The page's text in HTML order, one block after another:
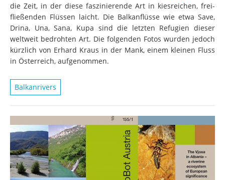
die Zeit, in der diese faszinierende Art in kiesreichen, frei-
fließenden Flüssen laicht. Die Balkanflüsse wie etwa Save,
Drina, Una, Sana, Kupa sind die letzten Refugien dieser
weltweit bedrohten Art. Die folgenden Fotos wurden jedoch
kürzlich von Erhard Kraus in der Mank, einem kleinen Fluss
in Österreich, aufgenommen.
Balkanrivers